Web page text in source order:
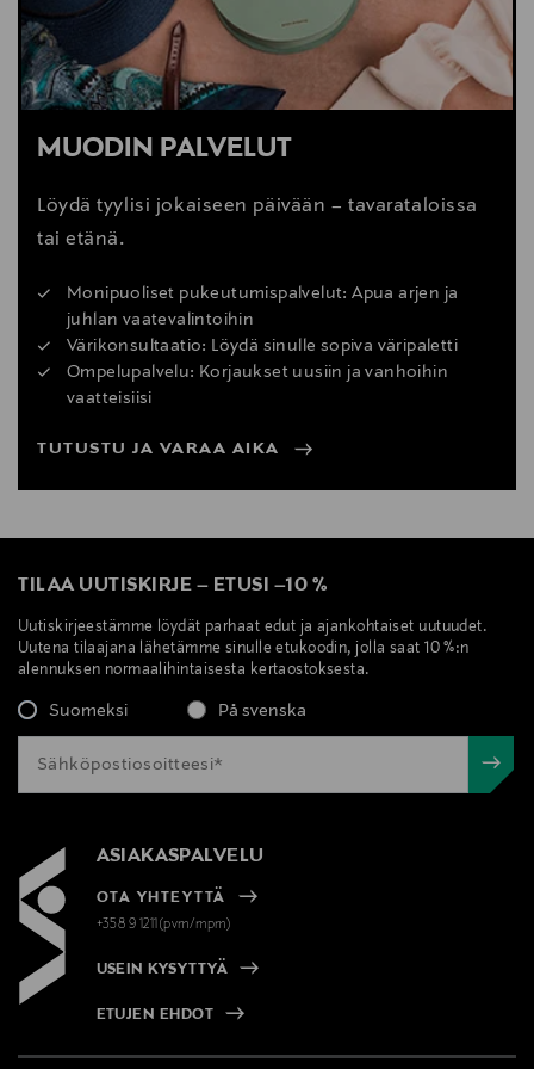
MUODIN PALVELUT
Löydä tyylisi jokaiseen päivään – tavarataloissa
tai etänä.
Monipuoliset pukeutumispalvelut: Apua arjen ja
juhlan vaatevalintoihin
Värikonsultaatio: Löydä sinulle sopiva väripaletti
Ompelupalvelu: Korjaukset uusiin ja vanhoihin
vaatteisiisi
TUTUSTU JA VARAA AIKA
TILAA UUTISKIRJE – ETUSI –10 %
Uutiskirjeestämme löydät parhaat edut ja ajankohtaiset uutuudet.
Uutena tilaajana lähetämme sinulle etukoodin, jolla saat 10 %:n
alennuksen normaalihintaisesta kertaostoksesta.
Suomeksi På svenska
ASIAKASPALVELU
OTA YHTEYTTÄ
+358 9 1211(pvm/mpm)
USEIN KYSYTTYÄ
ETUJEN EHDOT